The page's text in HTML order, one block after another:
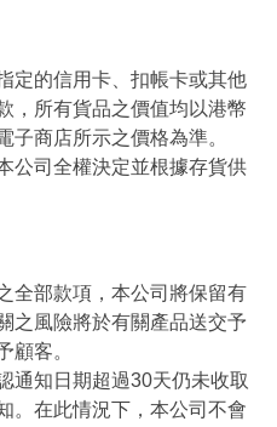
定的信用卡、扣帳卡或其他
，所有貨品之價值均以港幣
子商店所示之價格為準。
公司全權決定並根據存貨供
全部款項，本公司將保留有
之風險將於有關產品送交予
顧客。
通知日期超過30天仍未收取
。在此情況下，本公司不會